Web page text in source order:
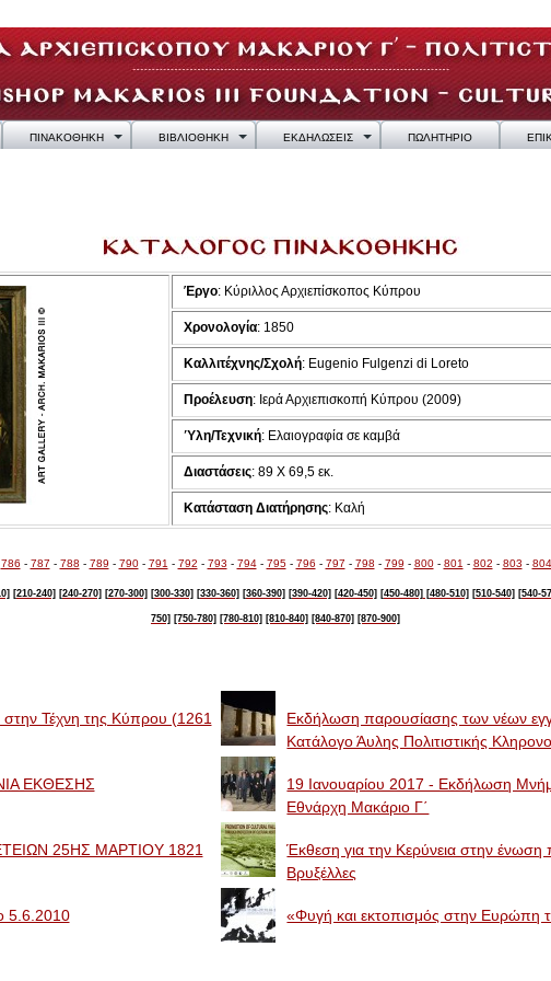
ΠΙΝΑΚΟΘΗΚΗ ΒΙΒΛΙΟΘΗΚΗ ΕΚΔΗΛΩΣΕΙΣ ΠΩΛΗΤΗΡΙΟ
Έργο: Κύριλλος Αρχιεπίσκοπος Κύπρου
Χρονολογία: 1850
Καλλιτέχνης/Σχολή: Eugenio Fulgenzi di Loreto
Προέλευση: Ιερά Αρχιεπισκοπή Κύπρου (2009)
Ύλη/Τεχνική: Eλαιογραφία σε καμβά
Διαστάσεις: 89 X 69,5 εκ.
Κατάσταση Διατήρησης: Καλή
786 - 787 - 788 - 789 - 790- 791 - 792 - 793 - 794- 795- 796 - 797 - 798 - 799 - 800- 801 - 802 - 803 - 804
[210-240] [240-270] [270-300] [300-330] [330-360] [360-390] [390-420] [420-450] [450-480] [480-510] [510-540] [540-
750] [750-780] [780-810] [810-840] [840-870] [870-900]
στην Τέχνη της Κύπρου (1261
Eκδήλωση παρουσίασης των νέων
Κατάλογο Άυλης Πολιτιστικής
ΕΚΘΕΣΗΣ
19 Ιανουαρίου 2017 - Εκδήλωση
Εθνάρχη Μακάριο Γ΄
25ΗΣ ΜΑΡΤΙΟΥ 1821
Έκθεση για την Κερύνεια στην ένωση
Βρυξέλλες
5.6.2010 «Φυγή και εκτοπισμός στην Ευρώπη